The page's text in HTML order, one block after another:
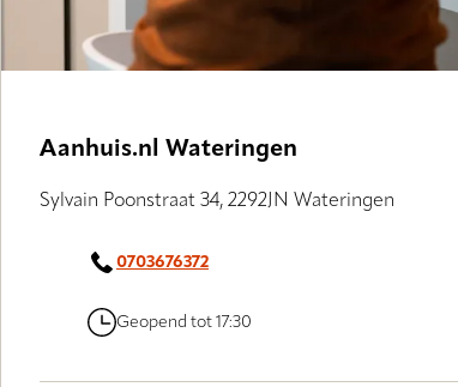
Aanhuis.nl Wateringen
Sylvain Poonstraat 34, 2292JN Wateringen
0703676372
Geopend tot 17:30